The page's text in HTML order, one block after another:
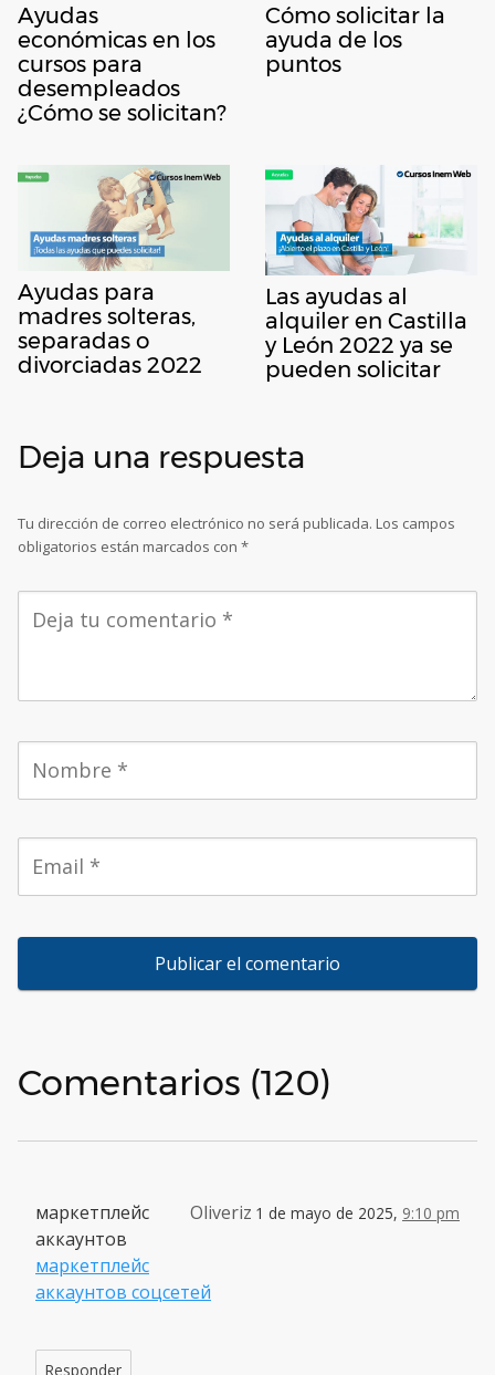
Ayudas
económicas en los
cursos para
desempleados
¿Cómo se solicitan?
Cómo solicitar la
ayuda de los
puntos
Ayudas para
madres solteras,
separadas o
divorciadas 2022
Las ayudas al
alquiler en Castilla
y León 2022 ya se
pueden solicitar
Deja una respuesta
Tu dirección de correo electrónico no será publicada. Los campos
obligatorios están marcados con *
Comentarios (120)
Oliveriz 1 de mayo de 2025, 9:10 pm
маркетплейс
аккаунтов
маркетплейс
аккаунтов соцсетей
Responder